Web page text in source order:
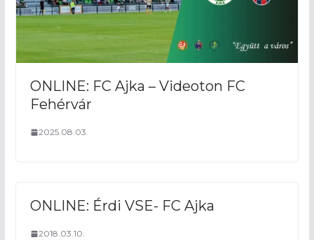
ONLINE: FC Ajka – Videoton FC
Fehérvár
2025.08.03.
ONLINE: Érdi VSE- FC Ajka
2018.03.10.